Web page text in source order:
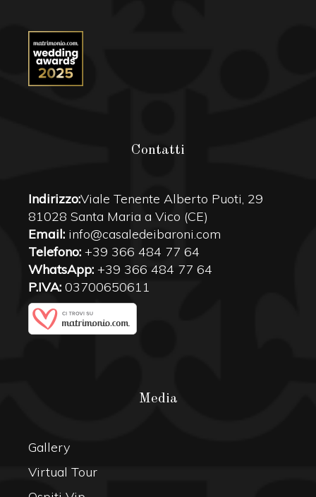
Contatti
Indirizzo:Viale Tenente Alberto Puoti, 29
81028 Santa Maria a Vico (CE)
Email: info@casaledeibaroni.com
Telefono: +39 366 484 77 64
WhatsApp: +39 366 484 77 64
P.IVA: 03700650611
Media
Gallery
Virtual Tour